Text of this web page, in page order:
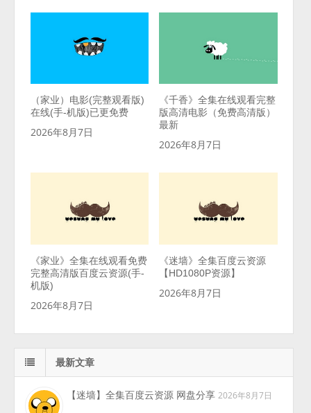
（家业）电影(完整观看版)
在线(手-机版)已更免费
2026年8月7日
《千香》全集在线观看完整
版高清电影（免费高清版）
最新
2026年8月7日
《家业》全集在线观看免费
完整高清版百度云资源(手-
机版)
2026年8月7日
《迷墙》全集百度云资源
【HD1080P资源】
2026年8月7日
最新文章
【迷墙】全集百度云资源 网盘分享 2026年8月7日